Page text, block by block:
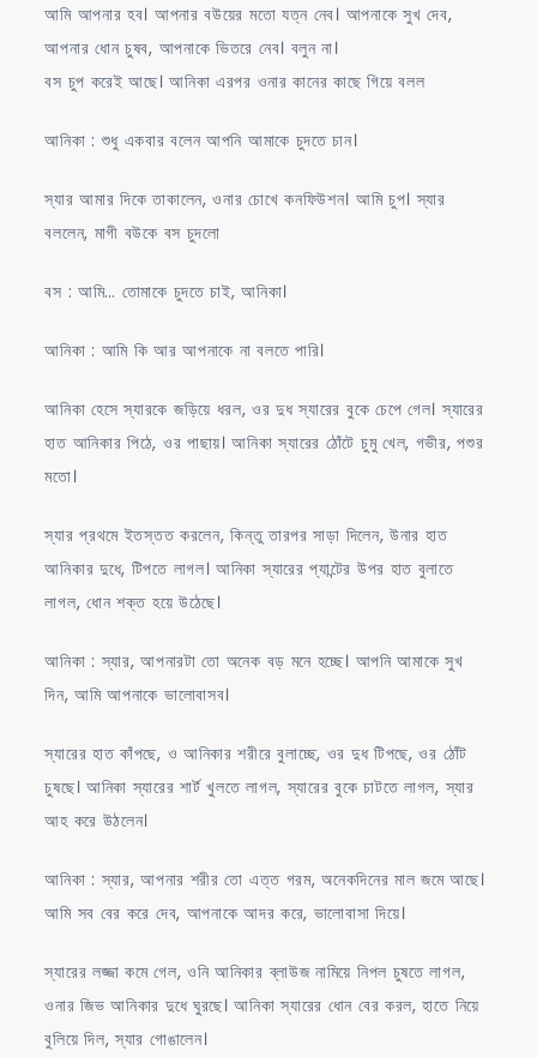
আমি আপনার হব। আপনার বউয়ের মতো যত্ন নেব। আপনাকে সুখ দেব,
আপনার ধোন চুষব, আপনাকে ভিতরে নেব। বলুন না।
বস চুপ করেই আছে। আনিকা এরপর ওনার কানের কাছে গিয়ে বলল
আনিকা : শুধু একবার বলেন আপনি আমাকে চুদতে চান।
স্যার আমার দিকে তাকালেন, ওনার চোখে কনফিউশন। আমি চুপ। স্যার
বললেন, মাগী বউকে বস চুদলো
বস : আমি… তোমাকে চুদতে চাই, আনিকা।
আনিকা : আমি কি আর আপনাকে না বলতে পারি।
আনিকা হেসে স্যারকে জড়িয়ে ধরল, ওর দুধ স্যারের বুকে চেপে গেল। স্যারের
হাত আনিকার পিঠে, ওর পাছায়। আনিকা স্যারের ঠোঁটে চুমু খেল, গভীর, পশুর
মতো।
স্যার প্রথমে ইতস্তত করলেন, কিন্তু তারপর সাড়া দিলেন, উনার হাত
আনিকার দুধে, টিপতে লাগল। আনিকা স্যারের প্যান্টের উপর হাত বুলাতে
লাগল, ধোন শক্ত হয়ে উঠেছে।
আনিকা : স্যার, আপনারটা তো অনেক বড় মনে হচ্ছে। আপনি আমাকে সুখ
দিন, আমি আপনাকে ভালোবাসব।
স্যারের হাত কাঁপছে, ও আনিকার শরীরে বুলাচ্ছে, ওর দুধ টিপছে, ওর ঠোঁট
চুষছে। আনিকা স্যারের শার্ট খুলতে লাগল, স্যারের বুকে চাটতে লাগল, স্যার
আহ করে উঠলেন।
আনিকা : স্যার, আপনার শরীর তো এত্ত গরম, অনেকদিনের মাল জমে আছে।
আমি সব বের করে দেব, আপনাকে আদর করে, ভালোবাসা দিয়ে।
স্যারের লজ্জা কমে গেল, ওনি আনিকার ব্লাউজ নামিয়ে নিপল চুষতে লাগল,
ওনার জিভ আনিকার দুধে ঘুরছে। আনিকা স্যারের ধোন বের করল, হাতে নিয়ে
বুলিয়ে দিল, স্যার গোঙালেন।